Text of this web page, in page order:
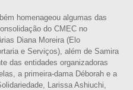
homenageou algumas das
do CMEC no
Diana Moreira (Elo
e Serviços), além de Samira
das entidades organizadoras
a primeira-dama Déborah e a
Larissa Ashiuchi,